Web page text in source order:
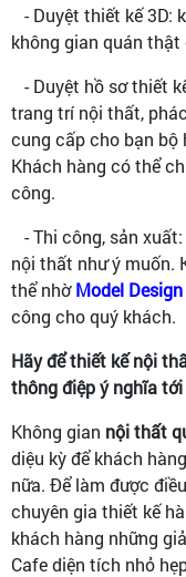
- Duyệt thiết kế 3D:
không gian quán thật
- Duyệt hồ sơ thiết
trang trí nội thất,
cung cấp cho bạn bộ
Khách hàng có thể
công.
- Thi công, sản
nội thất như ý muốn.
thể nhờModel Design
công cho quý khách.
Hãy để thiết kế nội
thông điệp ý nghĩa
Không gian nội thất
diệu kỳ để khách
nữa. Để làm được
chuyên gia thiết kế
khách hàng những
Cafe diện tích nhỏ